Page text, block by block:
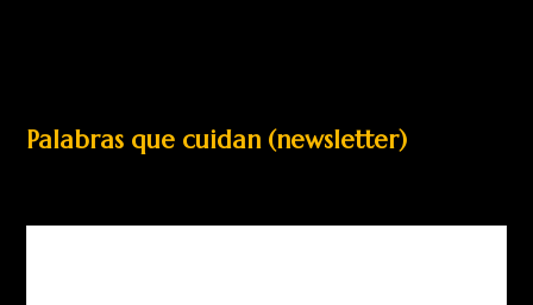
Palabras que cuidan (newsletter)